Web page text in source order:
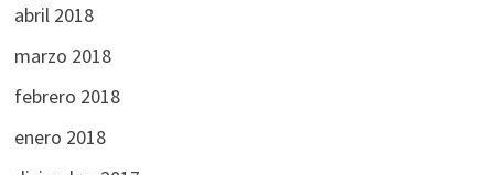
abril 2018
marzo 2018
febrero 2018
enero 2018